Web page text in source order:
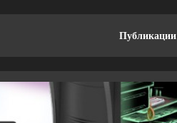
Публикации